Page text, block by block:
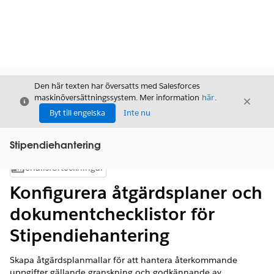
Stäng
Den här texten har översatts med Salesforces
maskinöversättningssystem. Mer information här.
Byt till engelska
Inte nu
Stäng
Stipendiehantering
Visa innehållsförteckning
Innehållsförteckningar
Konfigurera åtgärdsplaner och
dokumentchecklistor för
Stipendiehantering
Skapa åtgärdsplanmallar för att hantera återkommande